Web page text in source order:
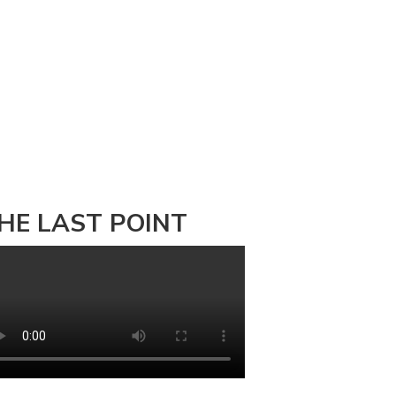
LAST POINT